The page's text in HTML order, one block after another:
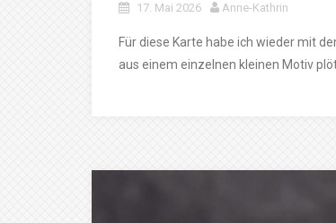
17. Mai 2026 Anne-Kathrin
Für diese Karte habe ich wieder mit
aus einem einzelnen kleinen Motiv